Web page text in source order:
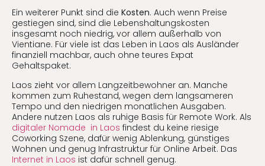
Ein weiterer Punkt sind die Kosten. Auch wenn Preise
gestiegen sind, sind die Lebenshaltungskosten
insgesamt noch niedrig, vor allem außerhalb von
Vientiane. Für viele ist das Leben in Laos als Ausländer
finanziell machbar, auch ohne teures Expat
Gehaltspaket.
Laos zieht vor allem Langzeitbewohner an. Manche
kommen zum Ruhestand, wegen dem langsameren
Tempo und den niedrigen monatlichen Ausgaben.
Andere nutzen Laos als ruhige Basis für Remote Work. Als
digitaler Nomade in Laos findest du keine riesige
Coworking Szene, dafür wenig Ablenkung, günstiges
Wohnen und genug Infrastruktur für Online Arbeit. Das
Internet in Laos ist dafür schnell genug.